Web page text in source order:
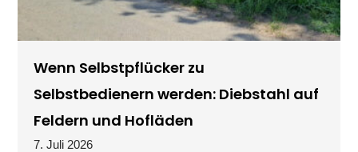
Wenn Selbstpflücker zu
Selbstbedienern werden: Diebstahl auf
Feldern und Hofläden
7. Juli 2026